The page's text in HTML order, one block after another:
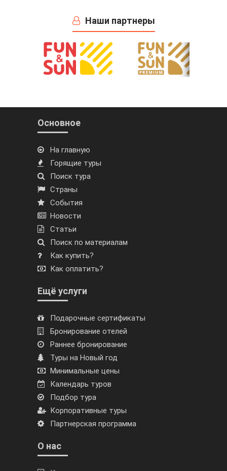
Наши партнеры
Основное
На главную
Горящие туры
Поиск тура
Страны
События
Новости
Статьи
Поиск по материалам
Как купить?
Как оплатить?
Ещё услуги
Подарочные сертификаты
Бронирование отелей
Раннее бронирование
Туры на Новый год
Минимальные цены
Календарь туров
Подбор тура
Корпоративные туры
Партнерская программа
О нас